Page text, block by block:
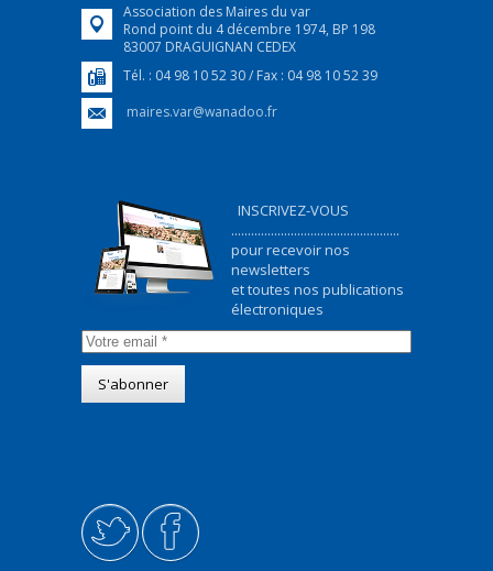
Association des Maires du var
Rond point du 4 décembre 1974, BP 198
83007 DRAGUIGNAN CEDEX
Tél. : 04 98 10 52 30 / Fax : 04 98 10 52 39
maires.var@wanadoo.fr
INSCRIVEZ-VOUS
...................................................
pour recevoir nos
newsletters
et toutes nos publications
électroniques